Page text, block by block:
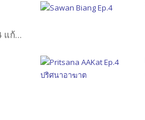
KaewTaWaanJai Ep.4 แก้วตาหวานใจ